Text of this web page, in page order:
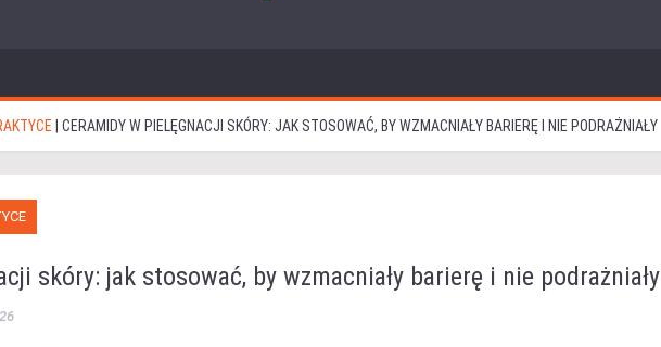
CERAMIDY W PIELĘGNACJI SKÓRY: JAK STOSOWAĆ, BY WZMACNIAŁY BARIERĘ I NIE PODRAŻNIAŁY
skóry: jak stosować, by wzmacniały barierę i nie podrażniały